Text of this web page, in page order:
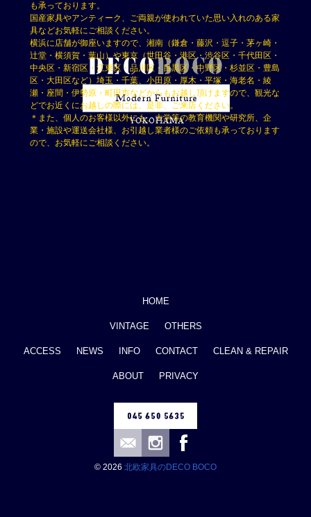
も承っております。
国産家具やアンティーク、ご両親が使われていた思い入れのある家
具などお気軽にご相談ください。
横浜に店舗が御座いますので、湘南（鎌倉・藤沢・逗子・茅ヶ崎・
辻堂・横須賀・葉山）や東京（世田谷・港区・渋谷区・千代田区・
中央区・新宿区・江東区・品川区・目黒区・中野区・杉並区・豊島
区・大田区など）埼玉・千葉、小田原・厚木・平塚・海老名・綾
瀬・座間・伊勢原・町田市などからもお越し頂けますので、観光な
どでお近くにお越しの際には、是非、ご来店ください。
＊また、個人のお客様以外にも、大学等の教育機関や研究所、企
業・施設や運送会社様、お引越し業者様のご依頼も承っております
ので、お気軽にご相談ください。
HOME
VINTAGE OTHERS
ACCESS NEWS INFO CONTACT CLEAN & REPAIR
ABOUT PRIVACY
© 2026 北欧家具のDECO BOCO